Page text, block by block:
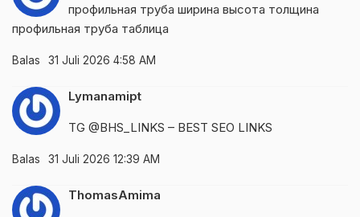
профильная труба ширина высота толщина
профильная труба таблица
Balas 31 Juli 2026 4:58 AM
Lymanamipt
TG @BHS_LINKS – BEST SEO LINKS
Balas 31 Juli 2026 12:39 AM
ThomasAmima